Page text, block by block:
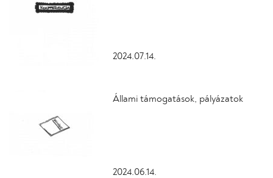
2024.07.14.
Állami támogatások, pályázatok
2024.06.14.